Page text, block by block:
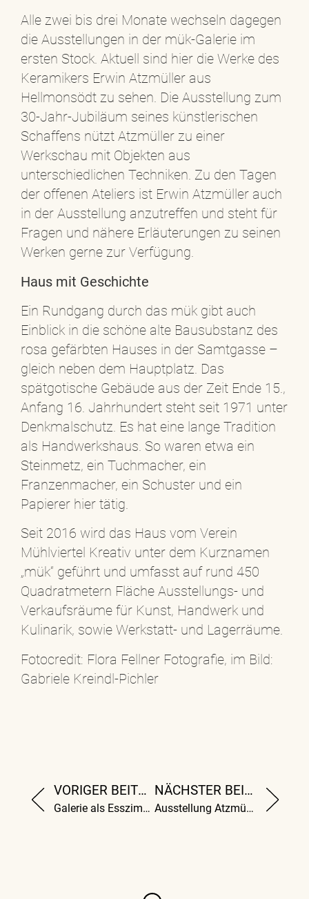
Alle zwei bis drei Monate wechseln dagegen
die Ausstellungen in der mük-Galerie im
ersten Stock. Aktuell sind hier die Werke des
Keramikers Erwin Atzmüller aus
Hellmonsödt zu sehen. Die Ausstellung zum
30-Jahr-Jubiläum seines künstlerischen
Schaffens nützt Atzmüller zu einer
Werkschau mit Objekten aus
unterschiedlichen Techniken. Zu den Tagen
der offenen Ateliers ist Erwin Atzmüller auch
in der Ausstellung anzutreffen und steht für
Fragen und nähere Erläuterungen zu seinen
Werken gerne zur Verfügung.
Haus mit Geschichte
Ein Rundgang durch das mük gibt auch
Einblick in die schöne alte Bausubstanz des
rosa gefärbten Hauses in der Samtgasse –
gleich neben dem Hauptplatz. Das
spätgotische Gebäude aus der Zeit Ende 15.,
Anfang 16. Jahrhundert steht seit 1971 unter
Denkmalschutz. Es hat eine lange Tradition
als Handwerkshaus. So waren etwa ein
Steinmetz, ein Tuchmacher, ein
Franzenmacher, ein Schuster und ein
Papierer hier tätig.
Seit 2016 wird das Haus vom Verein
Mühlviertel Kreativ unter dem Kurznamen
„mük“ geführt und umfasst auf rund 450
Quadratmetern Fläche Ausstellungs- und
Verkaufsräume für Kunst, Handwerk und
Kulinarik, sowie Werkstatt- und Lagerräume.
Fotocredit: Flora Fellner Fotografie, im Bild:
Gabriele Kreindl-Pichler
VORIGER BEITRAG
Galerie als Esszimmer
NÄCHSTER BEITRAG
Ausstellung Atzmüller eröffnet